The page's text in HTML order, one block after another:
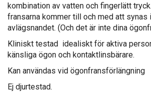
kombination av vatten och fingerlätt
fransarna kommer till och med att synas
avlägsnandet. (Och det är inte dina
Kliniskt testad  idealiskt för aktiva
känsliga ögon och kontaktlinsbärare.
Kan användas vid ögonfransförlängning
Ej djurtestad.